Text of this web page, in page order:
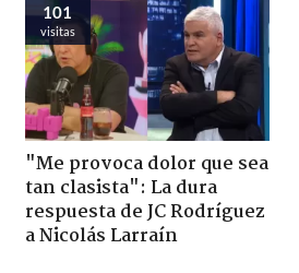
101
visitas
"Me provoca dolor que sea
tan clasista": La dura
respuesta de JC Rodríguez
a Nicolás Larraín